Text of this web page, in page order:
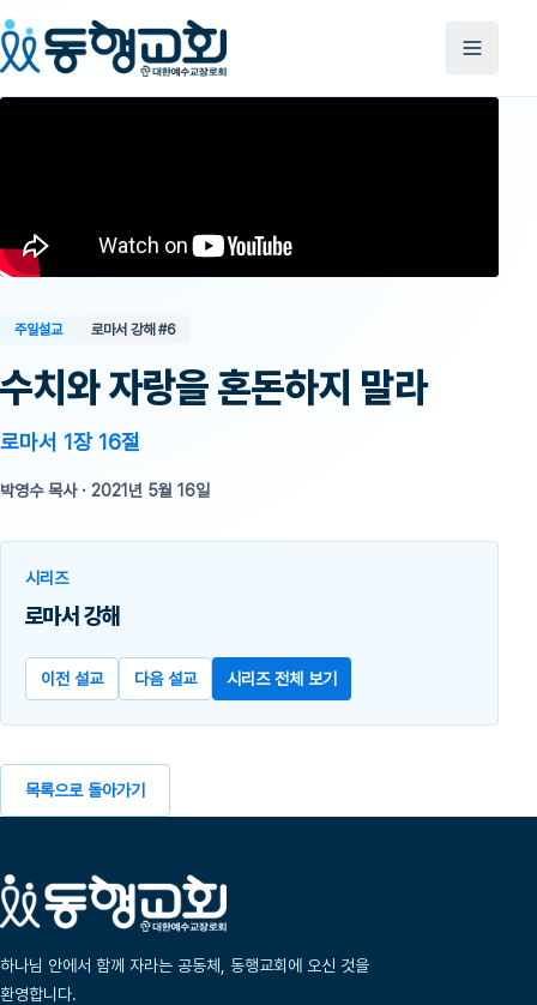
주일설교 로마서 강해 #6
수치와 자랑을 혼돈하지 말라
로마서 1장 16절
박영수 목사· 2021년 5월 16일
시리즈
로마서 강해
이전 설교 다음 설교 시리즈 전체 보기
목록으로 돌아가기
하나님 안에서 함께 자라는 공동체, 동행교회에 오신 것을
환영합니다.